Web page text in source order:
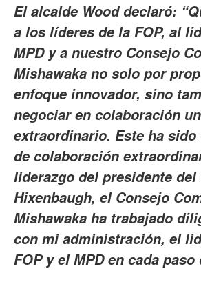
El alcalde Wood declaró:
a los líderes de la FOP, al
MPD y a nuestro Consejo
Mishawaka no solo por
enfoque innovador, sino
negociar en colaboración
extraordinario. Este ha sido
de colaboración
liderazgo del presidente del
Hixenbaugh, el Consejo
Mishawaka ha trabajado
con mi administración, el
FOP y el MPD en cada